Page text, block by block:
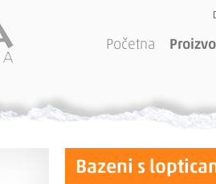
Početna
Bazeni s